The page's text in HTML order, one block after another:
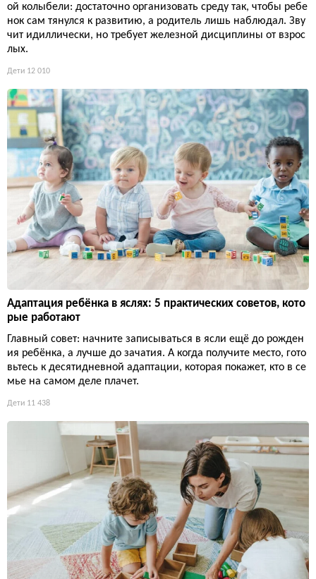
ой колыбели: достаточно организовать среду так, чтобы ребе
нок сам тянулся к развитию, а родитель лишь наблюдал. Зву
чит идиллически, но требует железной дисциплины от взрос
лых.
Дети 12 010
Адаптация ребёнка в яслях: 5 практических советов, кото
рые работают
Главный совет: начните записываться в ясли ещё до рожден
ия ребёнка, а лучше до зачатия. А когда получите место, гото
вьтесь к десятидневной адаптации, которая покажет, кто в се
мье на самом деле плачет.
Дети 11 438